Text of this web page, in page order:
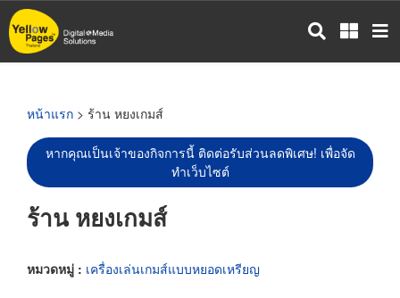
ข้าม
ไป
หน้าแรก > ร้าน หยงเกมส์
หากคุณเป็นเจ้าของกิจการนี้ ติดต่อรับส่วนลดพิเศษ! เพื่อจัด
ทำเว็บไซต์
ร้าน หยงเกมส์
หมวดหมู่ : เครื่องเล่นเกมส์แบบหยอดเหรียญ